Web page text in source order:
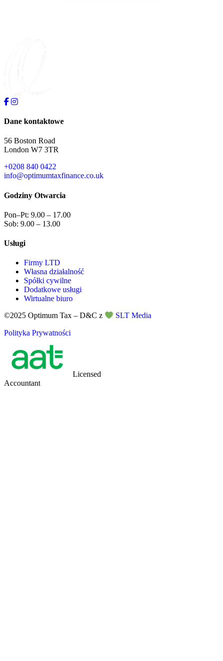
Dane kontaktowe
56 Boston Road
London W7 3TR
+0208 840 0422
info@optimumtaxfinance.co.uk
Godziny Otwarcia
Pon–Pt: 9.00 – 17.00
Sob: 9.00 – 13.00
Usługi
Firmy LTD
Własna działalność
Spółki cywilne
Dodatkowe usługi
Wirtualne biuro
©2025 Optimum Tax – D&C z
SLT Media
Polityka Prywatności
Licensed
Accountant